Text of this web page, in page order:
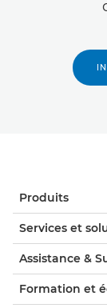
Produits
Services et
Assistance &
Formation et